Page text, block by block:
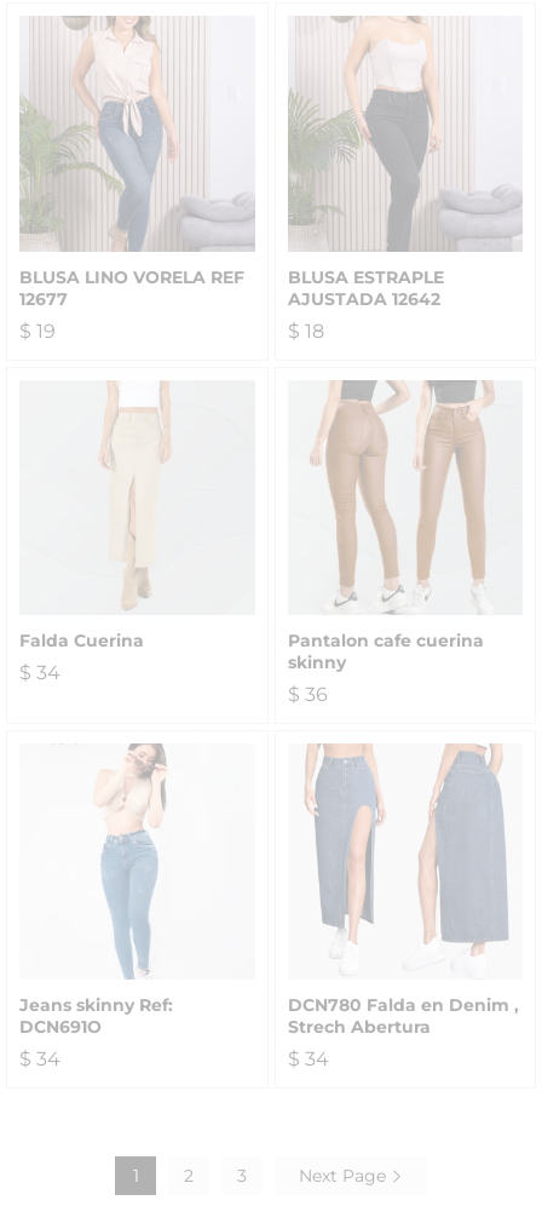
BLUSA LINO VORELA REF
12677
$ 19
BLUSA ESTRAPLE
AJUSTADA 12642
$ 18
Falda Cuerina
$ 34
Pantalon cafe cuerina
skinny
$ 36
Jeans skinny Ref:
DCN691O
$ 34
DCN780 Falda en Denim ,
Strech Abertura
$ 34
1 2 3 Next Page